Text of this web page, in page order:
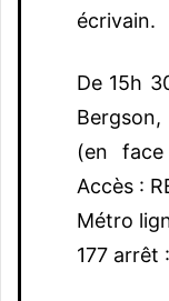
écrivain.
De 15h
(en
Accès :
Métro
177 arrêt